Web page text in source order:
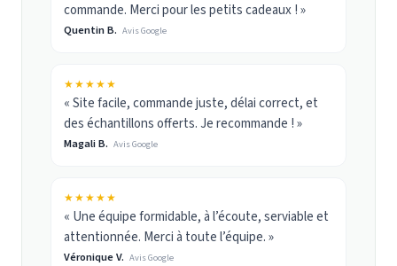
commande. Merci pour les petits cadeaux ! »
Quentin B. Avis Google
★★★★★
« Site facile, commande juste, délai correct, et
des échantillons offerts. Je recommande ! »
Magali B. Avis Google
★★★★★
« Une équipe formidable, à l’écoute, serviable et
attentionnée. Merci à toute l’équipe. »
Véronique V. Avis Google